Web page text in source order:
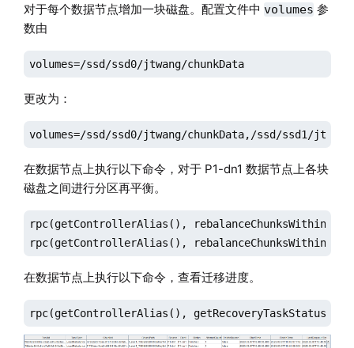
对于每个数据节点增加一块磁盘。配置文件中 volumes 参
数由
volumes=/ssd/ssd0/jtwang/chunkData
更改为：
volumes=/ssd/ssd0/jtwang/chunkData,/ssd/ssd1/
在数据节点上执行以下命令，对于 P1-dn1 数据节点上各块
磁盘之间进行分区再平衡。
rpc(getControllerAlias(),
rpc(getControllerAlias(),
在数据节点上执行以下命令，查看迁移进度。
rpc(getControllerAlias(), getRecoveryTaskStatus)